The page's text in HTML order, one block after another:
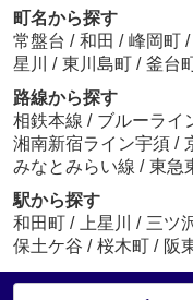
町名から探す
常盤台 / 和田 / 峰岡町 /
星川 / 東川島町 / 釜台
路線から探す
相鉄本線 / ブルーライ
湘南新宿ライン宇須 /
みなとみらい線 / 東急
駅から探す
和田町 / 上星川 / 三ツ
保土ケ谷 / 桜木町 / 阪